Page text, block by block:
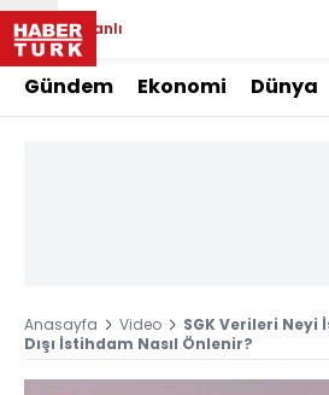
Canlı
Gündem Ekonomi Dünya
Anasayfa Video
SGK Verileri Neyi
Dışı İstihdam Nasıl Önlenir?